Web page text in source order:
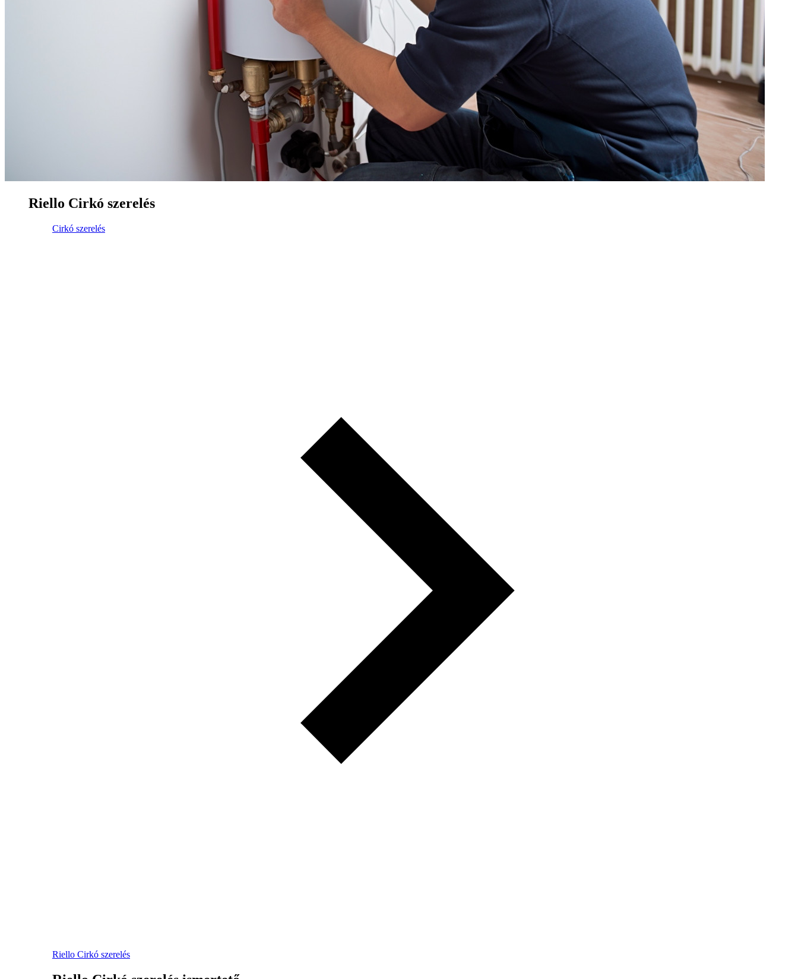
Riello Cirkó szerelés
Cirkó szerelés
Riello Cirkó szerelés